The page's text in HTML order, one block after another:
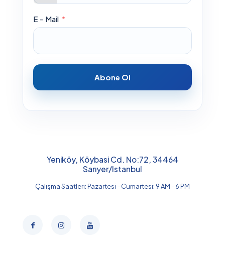
E - Mail
Abone Ol
Yeniköy, Köybasi Cd. No:72, 34464
Sarıyer/Istanbul
Çalışma Saatleri: Pazartesi - Cumartesi: 9 AM - 6 PM